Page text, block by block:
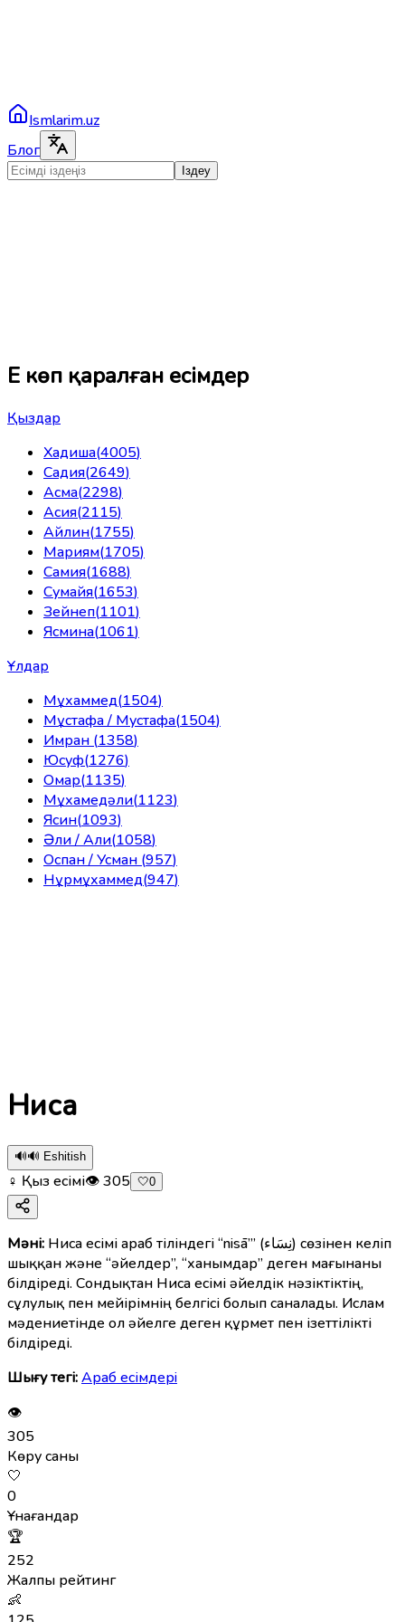
Ismlarim.uz
Блог
Іздеу
Ең көп қаралған есімдер
Қыздар
Хадиша(4005)
Садия(2649)
Асма(2298)
Асия(2115)
Айлин(1755)
Мариям(1705)
Самия(1688)
Сумайя(1653)
Зейнеп(1101)
Ясмина(1061)
Ұлдар
Мұхаммед(1504)
Мұстафа / Мустафа(1504)
Имран (1358)
Юсуф(1276)
Омар(1135)
Мұхамедәли(1123)
Ясин(1093)
Әли / Али(1058)
Оспан / Усман (957)
Нұрмұхаммед(947)
Ниса
🔊🔊 Eshitish
♀ Қыз есімі👁305 🤍0
Мәні: Ниса есімі араб тіліндегі “nisā’” (نِسَاء) сөзінен келіп
шыққан және “әйелдер”, “ханымдар” деген мағынаны
білдіреді. Сондықтан Ниса есімі әйелдік нәзіктіктің,
сұлулық пен мейірімнің белгісі болып саналады. Ислам
мәдениетінде ол әйелге деген құрмет пен ізеттілікті
білдіреді.
Шығу тегі:Араб есімдерi
👁
305
Көру саны
🤍
0
Ұнағандар
🏆
252
Жалпы рейтинг
👶